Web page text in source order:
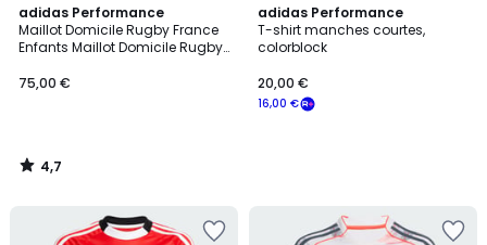
adidas Performance
Maillot Domicile Rugby France
Enfants Maillot Domicile Rugby
75,00 €
4,7
/ 5
4,7
/
adidas Performance
T-shirt manches courtes,
colorblock
16,00 €
20,00 €